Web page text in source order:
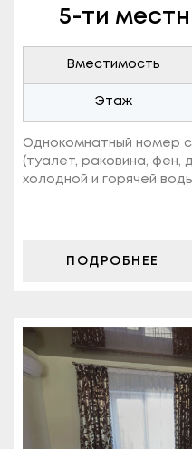
5-ти
Вместимость
Этаж
Однокомнатный номер c
(туалет, раковина, фен,
холодной и горячей
ПОДРОБНЕЕ